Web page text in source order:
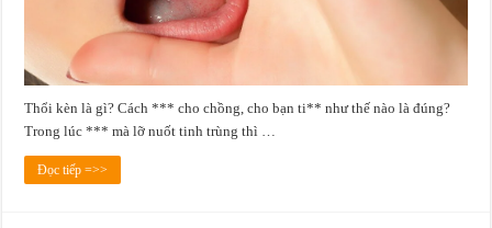
Thổi kèn là gì? Cách *** cho chồng, cho bạn ti** như thế nào là đúng?
Trong lúc *** mà lỡ nuốt tinh trùng thì …
Đọc tiếp =>>